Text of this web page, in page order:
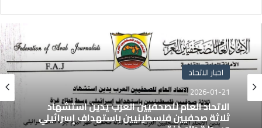
اخبار الاتحاد
2026-01-21
الاتحاد العام للصحفيين العرب يدين استشهاد
ثلاثة صحفيين فلسطينيين باستهداف إسرائيلي